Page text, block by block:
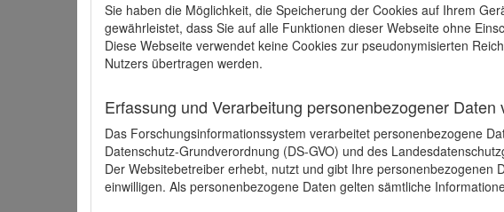
Sie haben die Möglichkeit, die Speicherung der Cookies auf Ihrem
gewährleistet, dass Sie auf alle Funktionen dieser Webseite ohne
Diese Webseite verwendet keine Cookies zur pseudonymisierten
Nutzers übertragen werden.
Erfassung und Verarbeitung personenbezogener
Das Forschungsinformationssystem verarbeitet personenbezogene
Datenschutz-Grundverordnung (DS-GVO) und des
Der Websitebetreiber erhebt, nutzt und gibt Ihre
einwilligen. Als personenbezogene Daten gelten sämtliche